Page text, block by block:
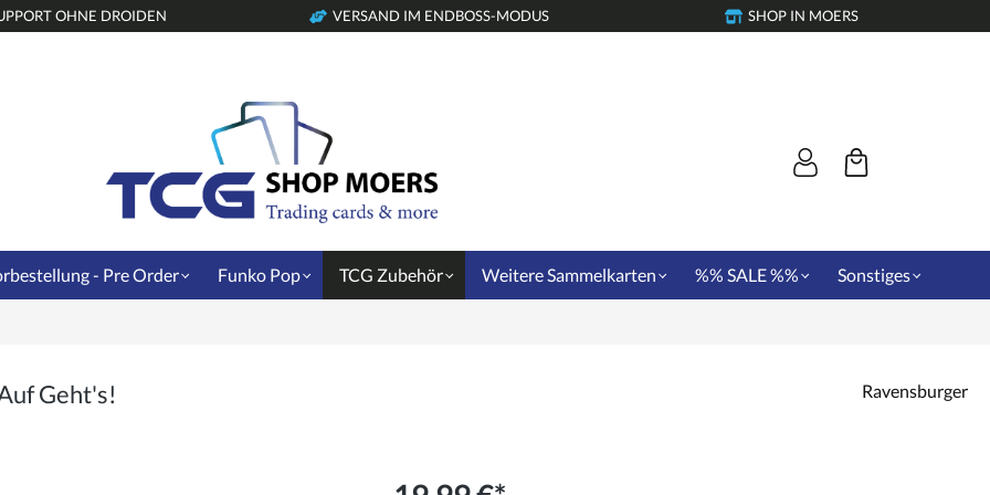
OHNE DROIDEN VERSAND IM ENDBOSS-MODUS SHOP IN MOERS
- Pre Order Funko Pop TCG Zubehör Weitere Sammelkarten %% SALE %% Sonstiges
Geht's! Ravensburger